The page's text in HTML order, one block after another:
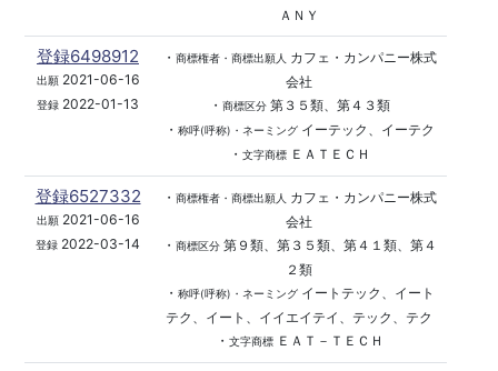
ＡＮＹ
登録6498912
出願2021-06-16
登録 2022-01-13
・ 商標権者・商標出願人
カフェ・カンパニー株式
会社
・ 商標区分第３５類、第４３類
・ 称呼(呼称)・ネーミングイーテック、イーテク
・ 文字商標ＥＡＴＥＣＨ
登録6527332
出願2021-06-16
登録 2022-03-14
・ 商標権者・商標出願人
カフェ・カンパニー株式
会社
・ 商標区分第９類、第３５類、第４１類、第４
２類
・ 称呼(呼称)・ネーミングイートテック、イート
テク、イート、イイエイテイ、テック、テク
・ 文字商標ＥＡＴ－ＴＥＣＨ